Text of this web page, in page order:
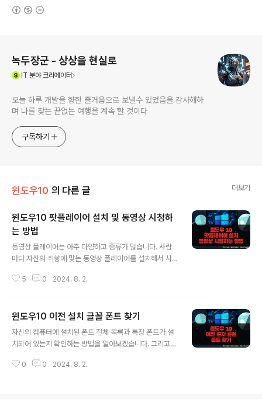
녹두장군 - 상상을 현실로
IT 분야 크리에이터
오늘 하루 개발을 향한 즐거움으로 보낼수 있었음을 감사해하
며 나를 찾는 끝없는 여행을 계속 할 것이다
구독하기
윈도우10 의 다른 글 더보기
윈도우10 팟플레이어 설치 및 동영상 시청하
는 방법
동영상 플레이어는 아주 다양하고 종류가 많습니다. 사람
마다 자신의 취향에 맞는 동영상 플레이어를 설치해서 사
램 중 하나가 이전에 사용했던 동영상 플레이어일 겁니다.
아 보겠습니다. ▼ 제가 선택한 동영상 플레이어는 팟플
레이어 입니다. 아래 주소로 접속해서 자신의 컴퓨터 비트
수에 맞는 파일을 다운받아 설치합니다. https://tv.kaka
지널 콘텐츠! 지금 카톡에서 카카오TV 채널을 추가해 보세
5 0 2024. 8. 2.
윈도우10 이전 설치 글꼴 폰트 찾기
자신의 컴퓨터에 설치된 폰트 전체 목록과 특정 폰트가 설
치되어 있는지 확인하는 방법을 알아보겠습니다. 그리고
폰트도 구분 가능합니다. 이것으로 사용자가 어떤 폰트를
0 0 2024. 8. 2.